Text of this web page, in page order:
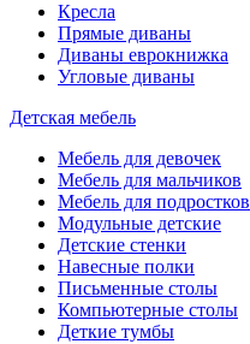
Кресла
Прямые диваны
Диваны еврокнижка
Угловые диваны
Детская мебель
Мебель для девочек
Мебель для мальчиков
Мебель для подростков
Модульные детские
Детские стенки
Навесные полки
Письменные столы
Компьютерные столы
Деткие тумбы